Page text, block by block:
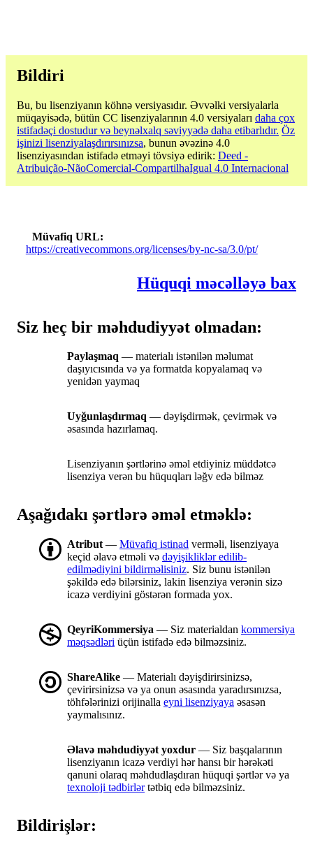
Bildiri
Bu, bu lisenziyanın köhnə versiyasıdır. Əvvəlki versiyalarla
müqayisədə, bütün CC lisenziyalarının 4.0 versiyaları daha çox
istifadəçi dostudur və beynəlxalq səviyyədə daha etibarlıdır. Öz
işinizi lisenziyalaşdırırsınızsa, bunun əvəzinə 4.0
lisenziyasından istifadə etməyi tövsiyə edirik: Deed -
Atribuição-NãoComercial-CompartilhaIgual 4.0 Internacional
Müvafiq URL
https://creativecommons.org/licenses/by-nc-sa/3.0/pt/
Hüquqi məcəlləyə bax
Siz heç bir məhdudiyyət olmadan:
Paylaşmaq — materialı istənilən məlumat
daşıyıcısında və ya formatda kopyalamaq və
yenidən yaymaq
Uyğunlaşdırmaq — dəyişdirmək, çevirmək və
əsasında hazırlamaq.
Lisenziyanın şərtlərinə əməl etdiyiniz müddətcə
lisenziya verən bu hüquqları ləğv edə bilməz
Aşağıdakı şərtlərə əməl etməklə:
Atribut — Müvafiq istinad verməli, lisenziyaya
keçid əlavə etməli və dəyişikliklər edilib-
edilmədiyini bildirməlisiniz. Siz bunu istənilən
şəkildə edə bilərsiniz, lakin lisenziya verənin sizə
icazə verdiyini göstərən formada yox.
QeyriKommersiya — Siz materialdan kommersiya
məqsədləri üçün istifadə edə bilməzsiniz.
ShareAlike — Materialı dəyişdirirsinizsə,
çevirirsinizsə və ya onun əsasında yaradırsınızsa,
töhfələrinizi orijinalla eyni lisenziyaya əsasən
yaymalısınız.
Əlavə məhdudiyyət yoxdur — Siz başqalarının
lisenziyanın icazə verdiyi hər hansı bir hərəkəti
qanuni olaraq məhdudlaşdıran hüquqi şərtlər və ya
texnoloji tədbirlərtətbiq edə bilməzsiniz.
Bildirişlər: